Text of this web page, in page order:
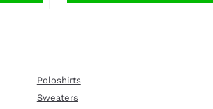
Poloshirts
Sweaters